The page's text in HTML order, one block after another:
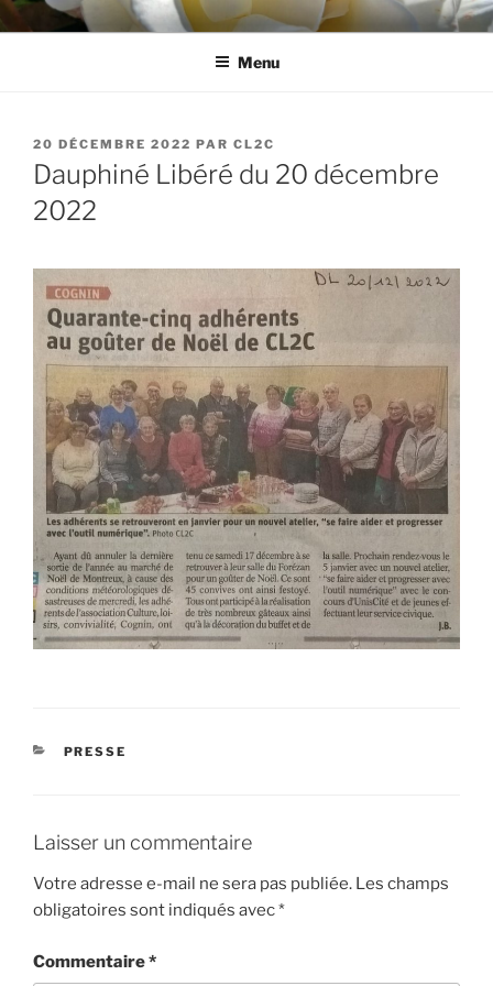
Aller
au
CL2C
Association dédiée à la culture et aux loisirs à Cognin (73)
Menu
PUBLIÉ
LE
20 DÉCEMBRE 2022 PAR CL2C
Dauphiné Libéré du 20 décembre
2022
CATÉGORIES
PRESSE
Laisser un commentaire
Votre adresse e-mail ne sera pas publiée. Les champs
obligatoires sont indiqués avec*
Commentaire*